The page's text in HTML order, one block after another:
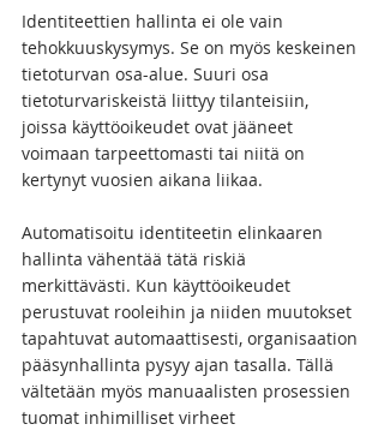
Identiteettien hallinta ei ole vain
tehokkuuskysymys. Se on myös keskeinen
tietoturvan osa-alue. Suuri osa
tietoturvariskeistä liittyy tilanteisiin,
joissa käyttöoikeudet ovat jääneet
voimaan tarpeettomasti tai niitä on
kertynyt vuosien aikana liikaa.
Automatisoitu identiteetin elinkaaren
hallinta vähentää tätä riskiä
merkittävästi. Kun käyttöoikeudet
perustuvat rooleihin ja niiden muutokset
tapahtuvat automaattisesti, organisaation
pääsynhallinta pysyy ajan tasalla. Tällä
vältetään myös manuaalisten prosessien
tuomat inhimilliset virheet